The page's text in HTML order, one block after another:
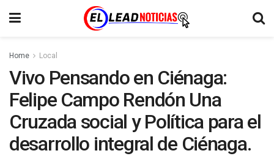
Home Local
Vivo Pensando en Ciénaga:
Felipe Campo Rendón Una
Cruzada social y Política para el
desarrollo integral de Ciénaga.